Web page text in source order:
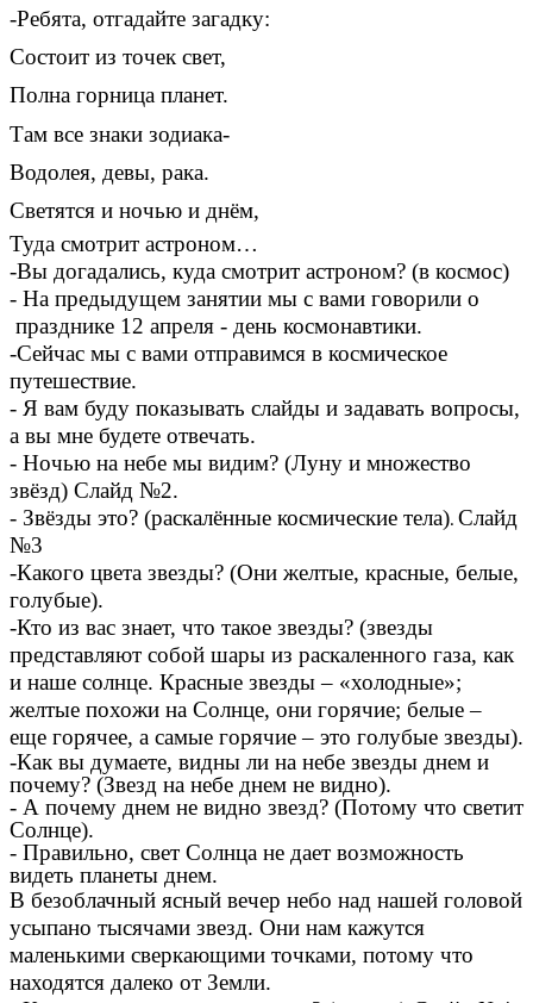
-Ребята, отгадайте загадку:
Состоит из точек свет,
Полна горница планет.
Там все знаки зодиака-
Водолея, девы, рака.
Светятся и ночью и днём,
Туда смотрит астроном…
-Вы догадались, куда смотрит астроном? (в космос)
- На предыдущем занятии мы с вами говорили о
празднике 12 апреля - день космонавтики.
-Сейчас мы с вами отправимся в космическое
путешествие.
- Я вам буду показывать слайды и задавать вопросы,
а вы мне будете отвечать.
- Ночью на небе мы видим? (Луну и множество
звёзд) Слайд №2.
- Звёзды это? (раскалённые космические тела). Слайд
№3
-Какого цвета звезды? (Они желтые, красные, белые,
голубые).
-Кто из вас знает, что такое звезды? (звезды
представляют собой шары из раскаленного газа, как
и наше солнце. Красные звезды – «холодные»;
желтые похожи на Солнце, они горячие; белые –
еще горячее, а самые горячие – это голубые звезды).
-Как вы думаете, видны ли на небе звезды днем и
почему? (Звезд на небе днем не видно).
- А почему днем не видно звезд? (Потому что светит
Солнце).
- Правильно, свет Солнца не дает возможность
видеть планеты днем.
В безоблачный ясный вечер небо над нашей головой
усыпано тысячами звезд. Они нам кажутся
маленькими сверкающими точками, потому что
находятся далеко от Земли.